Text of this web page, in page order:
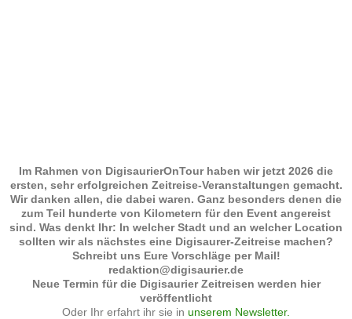
Im Rahmen von DigisaurierOnTour haben wir jetzt 2026 die
ersten, sehr erfolgreichen Zeitreise-Veranstaltungen gemacht.
Wir danken allen, die dabei waren. Ganz besonders denen die
zum Teil hunderte von Kilometern für den Event angereist
sind. Was denkt Ihr: In welcher Stadt und an welcher Location
sollten wir als nächstes eine Digisaurer-Zeitreise machen?
Schreibt uns Eure Vorschläge per Mail!
redaktion@digisaurier.de
Neue Termin für die Digisaurier Zeitreisen werden hier
veröffentlicht
Oder Ihr erfahrt ihr sie in unserem Newsletter.